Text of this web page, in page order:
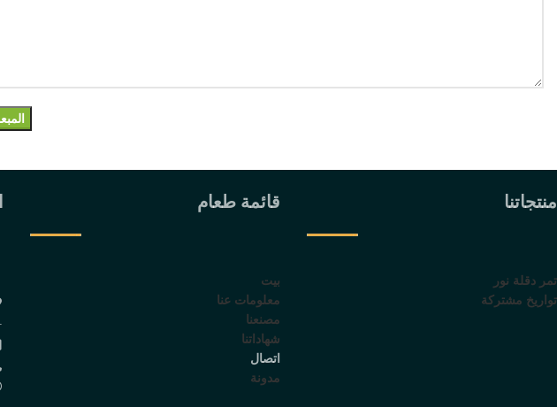
–
قائمة طعام
بيت
معلومات عنا
مصنعنا
شهاداتنا
اتصال
مدونة
منتجاتنا
تمر دقلة نور
تواريخ مشتركة